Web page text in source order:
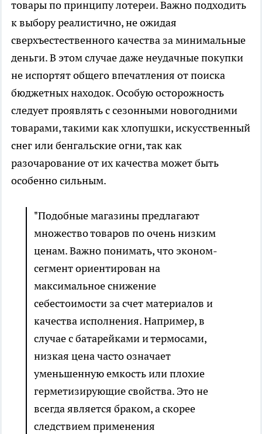
товары по принципу лотереи. Важно подходить
к выбору реалистично, не ожидая
сверхъестественного качества за минимальные
деньги. В этом случае даже неудачные покупки
не испортят общего впечатления от поиска
бюджетных находок. Особую осторожность
следует проявлять с сезонными новогодними
товарами, такими как хлопушки, искусственный
снег или бенгальские огни, так как
разочарование от их качества может быть
особенно сильным.
"Подобные магазины предлагают
множество товаров по очень низким
ценам. Важно понимать, что эконом-
сегмент ориентирован на
максимальное снижение
себестоимости за счет материалов и
качества исполнения. Например, в
случае с батарейками и термосами,
низкая цена часто означает
уменьшенную емкость или плохие
герметизирующие свойства. Это не
всегда является браком, а скорее
следствием применения